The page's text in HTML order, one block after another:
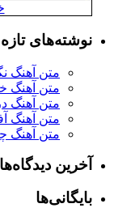
نوشته‌های تازه
متن آهنگ
متن آهنگ
متن آهنگ
متن آهنگ
متن آهنگ
آخرین دیدگاه‌ها
بایگانی‌ها